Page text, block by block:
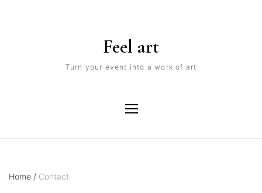
Feel art
Turn your event into a work of art
Home / Contact